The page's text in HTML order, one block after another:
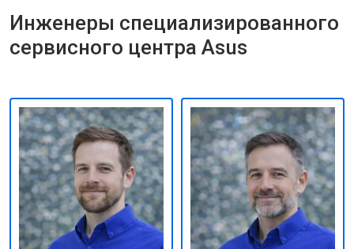
Инженеры специализированного
сервисного центра Asus